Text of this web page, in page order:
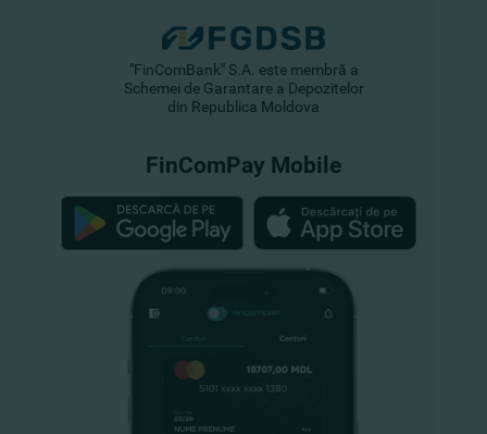
"FinComBank" S.A. este membră a
Schemei de Garantare a Depozitelor
din Republica Moldova
FinComPay Mobile